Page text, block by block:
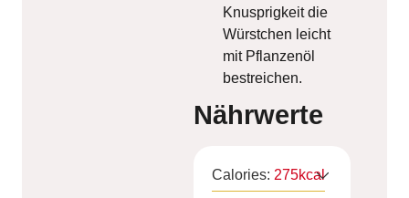
Knusprigkeit die
Würstchen leicht
mit Pflanzenöl
bestreichen.
Nährwerte
Calories: 275kcal